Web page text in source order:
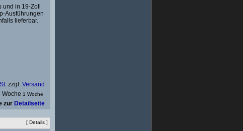
in 19-Zoll
Ausführungen
lieferbar.
zzgl.Versand
1 Woche
zur Detailseite
[Details ]